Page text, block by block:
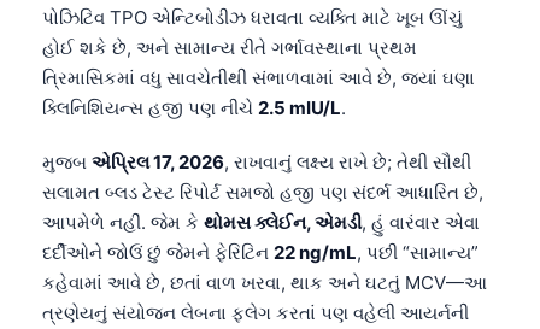
પોઝિટિવ TPO એન્ટિબોડીઝ ધરાવતા વ્યક્તિ માટે ખૂબ ઊંચું
હોઈ શકે છે, અને સામાન્ય રીતે ગર્ભાવસ્થાના પ્રથમ
ત્રિમાસિકમાં વધુ સાવચેતીથી સંભાળવામાં આવે છે, જ્યાં ઘણા
ક્લિનિશિયન્સ હજી પણ નીચે 2.5 mIU/L.
મુજબ એપ્રિલ 17, 2026, રાખવાનું લક્ષ્ય રાખે છે; તેથી સૌથી
સલામત બ્લડ ટેસ્ટ રિપોર્ટ સમજો હજી પણ સંદર્ભ આધારિત છે,
આપમેળે નહીં. જેમ કે થોમસ ક્લેઈન, એમડી, હું વારંવાર એવા
દર્દીઓને જોઉં છું જેમને ફેરિટિન 22 ng/mL, પછી “સામાન્ય”
કહેવામાં આવે છે, છતાં વાળ ખરવા, થાક અને ઘટતું MCV—આ
ત્રણેયનું સંયોજન લેબના ફ્લેગ કરતાં પણ વહેલી આયર્નની